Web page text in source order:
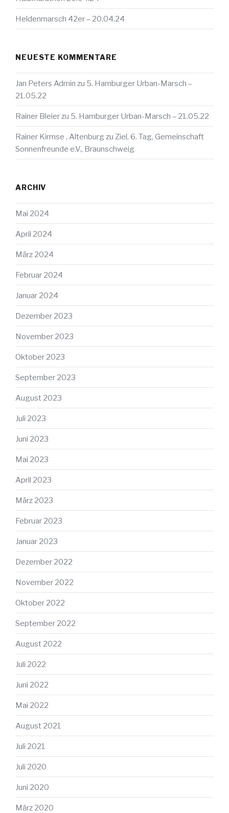
Heldenmarsch 42er – 20.04.24
NEUESTE KOMMENTARE
Jan Peters Admin zu 5. Hamburger Urban-Marsch –
21.05.22
Rainer Bleierzu 5. Hamburger Urban-Marsch – 21.05.22
Rainer Kirmse , Altenburgzu Ziel, 6. Tag, Gemeinschaft
Sonnenfreunde e.V., Braunschweig
ARCHIV
Mai 2024
April 2024
März 2024
Februar 2024
Januar 2024
Dezember 2023
November 2023
Oktober 2023
September 2023
August 2023
Juli 2023
Juni 2023
Mai 2023
April 2023
März 2023
Februar 2023
Januar 2023
Dezember 2022
November 2022
Oktober 2022
September 2022
August 2022
Juli 2022
Juni 2022
Mai 2022
August 2021
Juli 2021
Juli 2020
Juni 2020
März 2020